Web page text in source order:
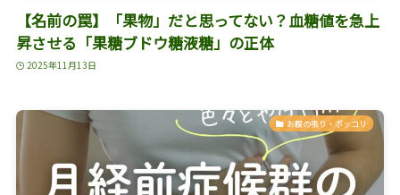
【名前の罠】「果物」だと思ってない？血糖値を急上
昇させる「果糖ブドウ糖液糖」の正体
2025年11月13日
お腹の張り・ポッコリ